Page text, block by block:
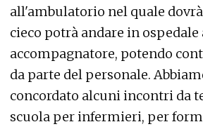
all'ambulatorio nel quale
cieco potrà andare in ospedale
accompagnatore, potendo
da parte del personale.
concordato alcuni incontri da
scuola per infermieri, per